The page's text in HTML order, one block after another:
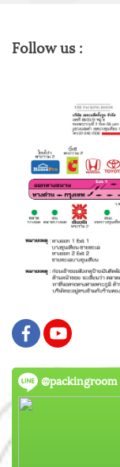
Follow us :
@packingroom